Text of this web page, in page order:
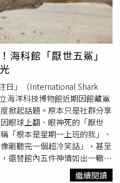
「腰子」！
蝦米糕為主角的料理，最後再
窩水果塔及哈根達斯、杜老爺
兼顧冷熱、
海鮮
、肉類、主
整。其中最令不少內行人眼睛
雞肚鱉燉盅」。不少網友指
辦桌菜色，不僅備料繁瑣，前
都十分講究，一般宴席已不常
知道總舖師願意下真功夫。貼
言表示，「菜名不用取得多浮
「這不是食材貴而已，是每道
正厲害的是整套宴席的設計，
還有人笑稱，「主人跟總舖師
這種菜單端出來」、「如果知
吃」。也有不少餐飲從業人員
正困難的地方，在於如何讓十
海科館「厭世五鯊」
日」（International Shark
海洋科技博物館近期因館藏鯊
掀起話題。原本只是社群分享
眼球上翻、眼神死的「厭世
「根本是星期一上班的我」、
剛聽完一個超冷笑話」，甚至
還替館內五件神情如出一轍的
。面對這波迷因熱潮，海科館
繼續閱讀